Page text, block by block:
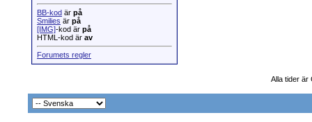
BB-kod är på
Smilies är på
[IMG]-kod är på
HTML-kod är av
Forumets regler
Alla tider är